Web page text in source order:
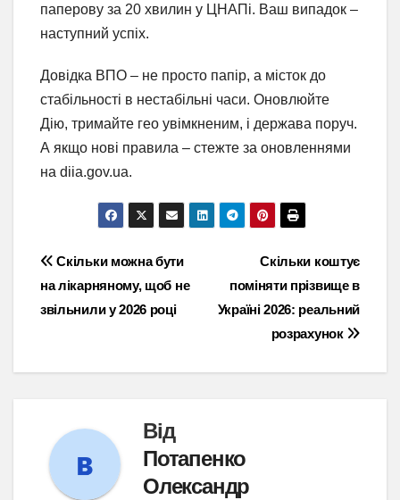
паперову за 20 хвилин у ЦНАПі. Ваш випадок –
наступний успіх.
Довідка ВПО – не просто папір, а місток до
стабільності в нестабільні часи. Оновлюйте
Дію, тримайте гео увімкненим, і держава поруч.
А якщо нові правила – стежте за оновленнями
на diia.gov.ua.
Навігація
записів
Скільки коштує
поміняти прізвище в
Україні 2026: реальний
розрахунок
Скільки можна бути
на лікарняному, щоб не
звільнили у 2026 році
Від
Потапенко
Олександр